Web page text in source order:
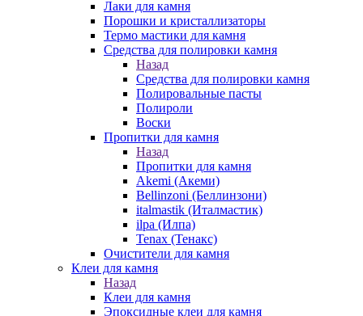
Лаки для камня
Порошки и кристаллизаторы
Термо мастики для камня
Средства для полировки камня
Назад
Средства для полировки камня
Полировальные пасты
Полироли
Воски
Пропитки для камня
Назад
Пропитки для камня
Akemi (Акеми)
Bellinzoni (Беллинзони)
italmastik (Италмастик)
ilpa (Илпа)
Tenax (Тенакс)
Очистители для камня
Клеи для камня
Назад
Клеи для камня
Эпоксидные клеи для камня